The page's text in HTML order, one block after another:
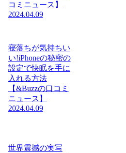
コミニュース】
2024.04.09
寝落ちが気持ちい
い!iPhoneの秘密の
設定で快眠を手に
入れる方法
【&Buzzの口コミ
ニュース】
2024.04.09
世界震撼の実写